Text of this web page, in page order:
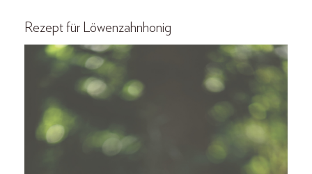
Rezept für Löwenzahnhonig